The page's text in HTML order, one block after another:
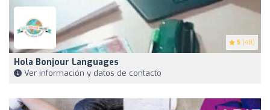
5 (48)
Hola Bonjour Languages
Ver información y datos de contacto